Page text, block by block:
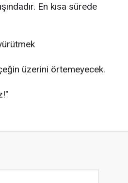
En kısa sürede
üzerini örtemeyecek.